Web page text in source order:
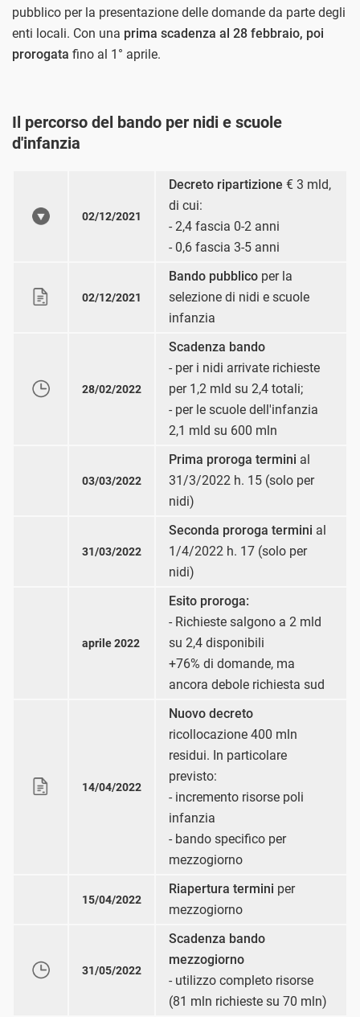
pubblico per la presentazione delle domande da parte degli
enti locali. Con una prima scadenza al 28 febbraio, poi
prorogata fino al 1° aprile.
Il percorso del bando per nidi e scuole
d'infanzia
02/12/2021
Decreto ripartizione € 3 mld,
di cui:
- 2,4 fascia 0-2 anni
- 0,6 fascia 3-5 anni
02/12/2021
Bando pubblico per la
selezione di nidi e scuole
infanzia
28/02/2022
Scadenza bando
- per i nidi arrivate richieste
per 1,2 mld su 2,4 totali;
- per le scuole dell'infanzia
2,1 mld su 600 mln
03/03/2022
Prima proroga termini al
31/3/2022 h. 15 (solo per
nidi)
31/03/2022
Seconda proroga termini al
1/4/2022 h. 17 (solo per
nidi)
aprile 2022
Esito proroga:
- Richieste salgono a 2 mld
su 2,4 disponibili
+76% di domande, ma
ancora debole richiesta sud
14/04/2022
Nuovo decreto
ricollocazione 400 mln
residui. In particolare
previsto:
- incremento risorse poli
infanzia
- bando specifico per
mezzogiorno
15/04/2022
Riapertura termini per
mezzogiorno
31/05/2022
Scadenza bando
mezzogiorno
- utilizzo completo risorse
(81 mln richieste su 70 mln)